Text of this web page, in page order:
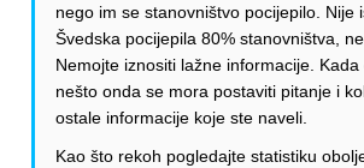
nego im se stanovništvo pocijepilo. Nije
Švedska pocijepila 80% stanovništva,
Nemojte iznositi lažne informacije.
nešto onda se mora postaviti pitanje i
ostale informacije koje ste naveli.
Kao što rekoh pogledajte statistiku